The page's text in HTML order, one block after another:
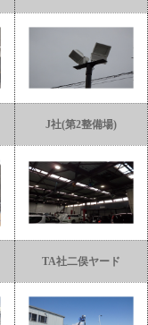
J社(第2整備場)
TA社二俣ヤード